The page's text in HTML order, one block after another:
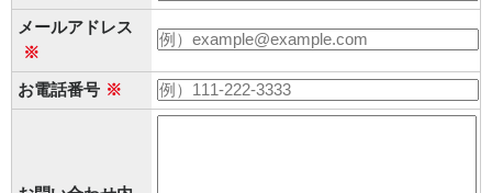
メールアドレス
※
お電話番号 ※